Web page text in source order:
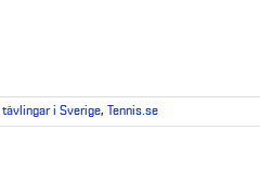
tävlingar i Sverige, Tennis.se